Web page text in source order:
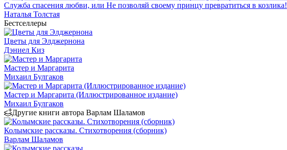
Служба спасения любви, или Не позволяй своему принцу превратиться в козлика!
Наталья Толстая
Бестселлеры
Цветы для Элджернона
Дэниел Киз
Мастер и Маргарита
Михаил Булгаков
Мастер и Маргарита (Иллюстрированное издание)
Михаил Булгаков
Другие книги автора Варлам Шаламов
Колымские рассказы. Стихотворения (сборник)
Варлам Шаламов